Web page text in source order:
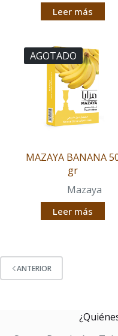
Leer más
AGOTADO
MAZAYA BANANA
gr
Mazaya
Leer más
ANTERIOR